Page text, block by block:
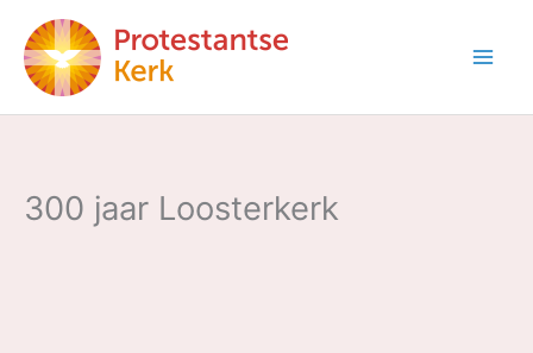
naar
inhoud
300 jaar Loosterkerk